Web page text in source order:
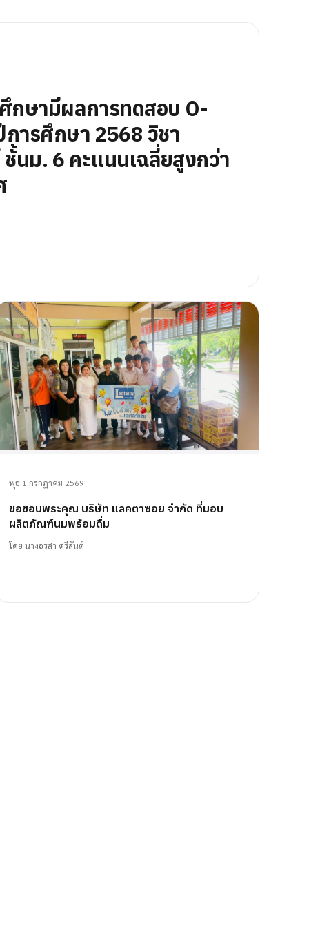
กษามีผลการทดสอบ O-
การศึกษา 2568 วิชา
นม. 6 คะแนนเฉลี่ยสูงกว่า
พุธ 1 กรกฎาคม 2569
ขอขอบพระคุณ บริษัท แลคตาซอย จำกัด ที่มอบ
ผลิตภัณฑ์นมพร้อมดื่ม
โดย นางอรสา ศรีสันต์